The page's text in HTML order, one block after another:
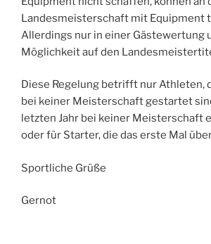
Landesmeisterschaft mit Equipment
Allerdings nur in einer Gästewertung
Möglichkeit auf den
Diese Regelung betrifft nur Athleten,
bei keiner Meisterschaft gestartet
letzten Jahr bei keiner Meisterschaft
oder für Starter, die das erste Mal
Sportliche Grüße
Gernot